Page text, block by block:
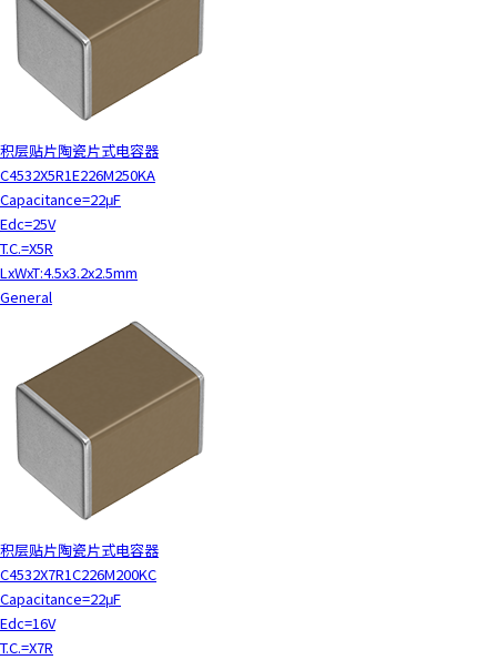
积层贴片陶瓷片式电容器
C4532X5R1E226M250KA
Capacitance=22μF
Edc=25V
T.C.=X5R
LxWxT:4.5x3.2x2.5mm
General
积层贴片陶瓷片式电容器
C4532X7R1C226M200KC
Capacitance=22μF
Edc=16V
T.C.=X7R